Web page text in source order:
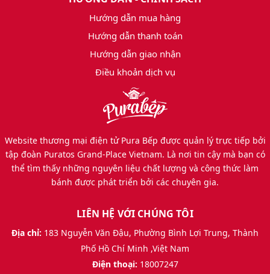
Hướng dẫn mua hàng
Hướng dẫn thanh toán
Hướng dẫn giao nhận
Điều khoản dịch vụ
Website thương mại điện tử Pura Bếp được quản lý trực tiếp bởi
tập đoàn Puratos Grand-Place Vietnam. Là nơi tin cậy mà bạn có
thể tìm thấy những nguyên liệu chất lượng và công thức làm
bánh được phát triển bởi các chuyên gia.
LIÊN HỆ VỚI CHÚNG TÔI
Địa chỉ: 183 Nguyễn Văn Đậu, Phường Bình Lợi Trung, Thành
Phố Hồ Chí Minh ,Việt Nam
Điện thoại: 18007247